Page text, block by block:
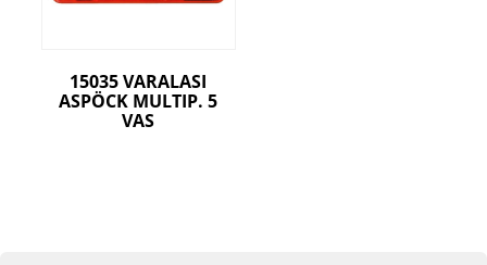
15035 VARALASI
ASPÖCK MULTIP. 5
VAS